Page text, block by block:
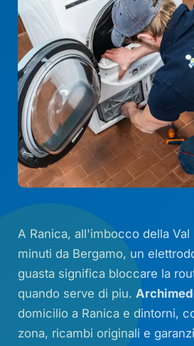
A Ranica, all'imbocco della Val
minuti da Bergamo, un
guasta significa bloccare la
quando serve di piu.
domicilio a Ranica e dintorni,
zona, ricambi originali e